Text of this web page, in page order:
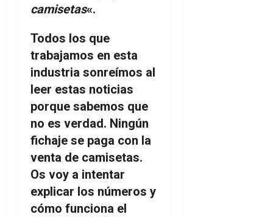
camisetas«.
Todos los que
trabajamos en esta
industria sonreímos al
leer estas noticias
porque sabemos que
no es verdad. Ningún
fichaje se paga con la
venta de camisetas.
Os voy a intentar
explicar los números y
cómo funciona el